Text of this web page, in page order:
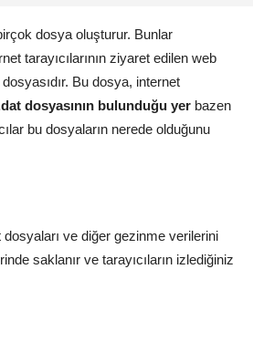
dosya oluşturur. Bunlar
tarayıcılarının ziyaret edilen web
Bu dosya, internet
dosyasının bulunduğu yer bazen
bu dosyaların nerede olduğunu
ve diğer gezinme verilerini
saklanır ve tarayıcıların izlediğiniz